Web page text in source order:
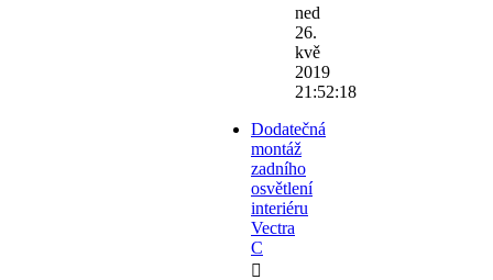
ned
26.
kvě
2019
21:52:18
Dodatečná
montáž
zadního
osvětlení
interiéru
Vectra
C